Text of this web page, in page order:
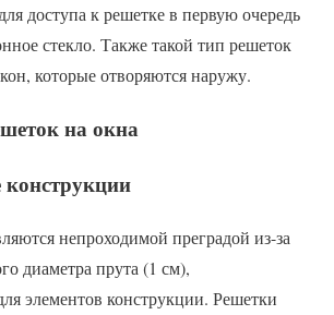
доступа к решетке в первую очередь
стекло. Также такой тип решеток
которые отворяются наружу.
на окна
непроходимой преградой из-за
диаметра прута (1 см),
элементов конструкции. Решетки